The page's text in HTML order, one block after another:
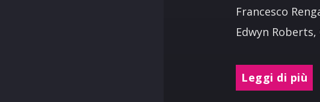
Francesco
Edwyn
Leggi di più